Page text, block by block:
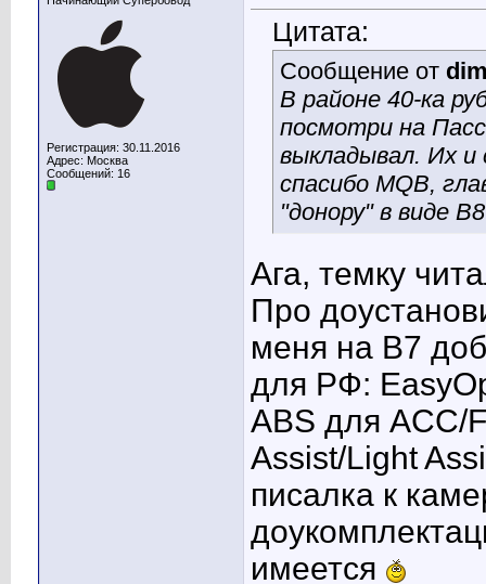
Регистрация: 30.11.2016
Адрес: Москва
Сообщений: 16
Цитата:
Сообщение от
В районе 40-ка
посмотри на
выкладывал. Их
спасибо MQB,
"донору" в виде
Ага, темку
Про
меня на B7
для РФ:
ABS для ACC/
Assist/Light
писалка к
имеется